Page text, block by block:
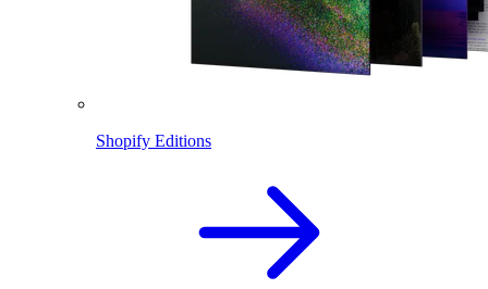
Shopify Editions